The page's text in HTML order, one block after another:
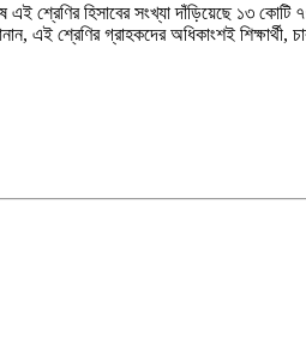
শ্রেণির হিসাবের সংখ্যা দাঁড়িয়েছে ১৩
এই শ্রেণির গ্রাহকদের অধিকাংশই শিক্ষার্থী,